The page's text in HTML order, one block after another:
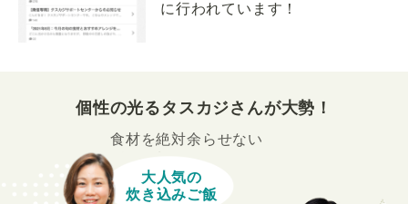
に行われています！
個性の光るタスカジさんが大勢！
食材を絶対余らせない
大人気の
炊き込みご飯